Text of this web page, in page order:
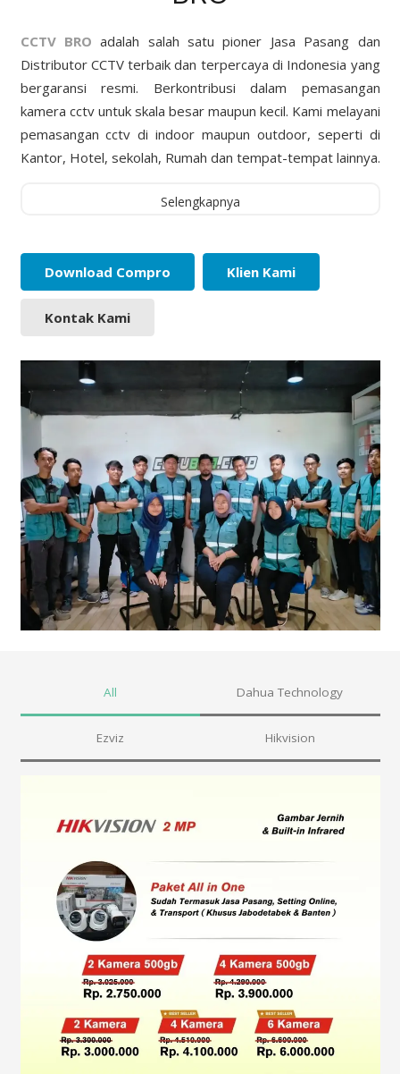
CCTV BRO adalah salah satu pioner Jasa Pasang dan
Distributor CCTV terbaik dan terpercaya di Indonesia yang
bergaransi resmi. Berkontribusi dalam pemasangan
kamera cctv untuk skala besar maupun kecil. Kami melayani
pemasangan cctv di indoor maupun outdoor, seperti di
Kantor, Hotel, sekolah, Rumah dan tempat-tempat lainnya.
Selengkapnya
Download Compro Klien Kami
Kontak Kami
All Dahua Technology
Ezviz Hikvision